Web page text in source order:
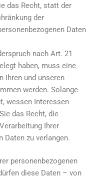
das Recht, statt der
der
Daten
nach Art. 21
haben, muss eine
Ihren und unseren
werden. Solange
wessen Interessen
das Recht, die
Ihrer
Daten zu verlangen.
personenbezogenen
diese Daten – von